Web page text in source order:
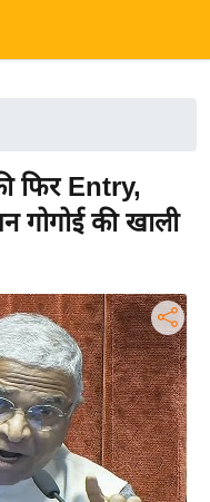
फिर Entry,
की खाली